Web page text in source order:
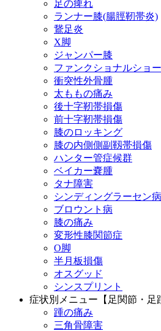
足の痺れ
ランナー膝(腸脛靭帯炎)
鵞足炎
X脚
ジャンパー膝
ファンクショナルショ
衝突性外骨腫
太ももの痛み
後十字靭帯損傷
前十字靭帯損傷
膝のロッキング
膝の内側側副靱帯損傷
ハンター管症候群
ベイカー嚢腫
タナ障害
シンディングラーセン病
ブロウント病
膝の痛み
変形性膝関節症
O脚
半月板損傷
オスグッド
シンスプリント
症状別メニュー【足関節・足
踵の痛み
三角骨障害